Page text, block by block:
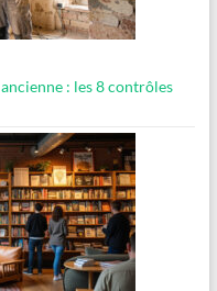
: les 8 contrôles